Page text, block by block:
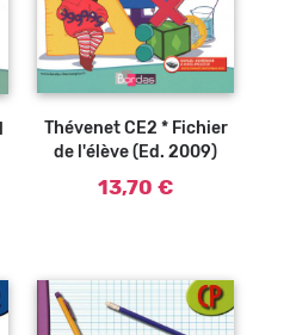
Thévenet CE2 * Fichier
de l'élève (Ed. 2009)
13,70 €